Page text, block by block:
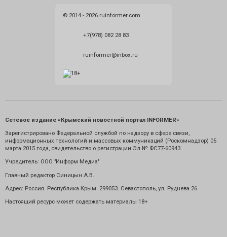
© 2014 - 2026 ruinformer.com
+7(978) 082 28 83
ruinformer@inbox.ru
Сетевое издание «Крымский новостной портал INFORMER»
Зарегистрировано Федеральной службой по надзору в сфере связи,
информационных технологий и массовых коммуникаций (Роскомнадзор) 05
марта 2015 года, свидетельство о регистрации Эл № ФС77-60943.
Учредитель: ООО "Информ Медиа"
Главный редактор Синицын А.В.
Адрес: Россия. Республика Крым. 299053. Севастополь, ул. Руднева 26.
Настоящий ресурс может содержать материалы 18+